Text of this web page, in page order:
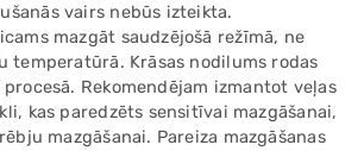
vairs nebūs izteikta.
mazgāt saudzējošā režīmā, ne
temperatūrā. Krāsas nodilums rodas
Rekomendējam izmantot veļas
kas paredzēts sensitīvai mazgāšanai,
mazgāšanai. Pareiza mazgāšanas